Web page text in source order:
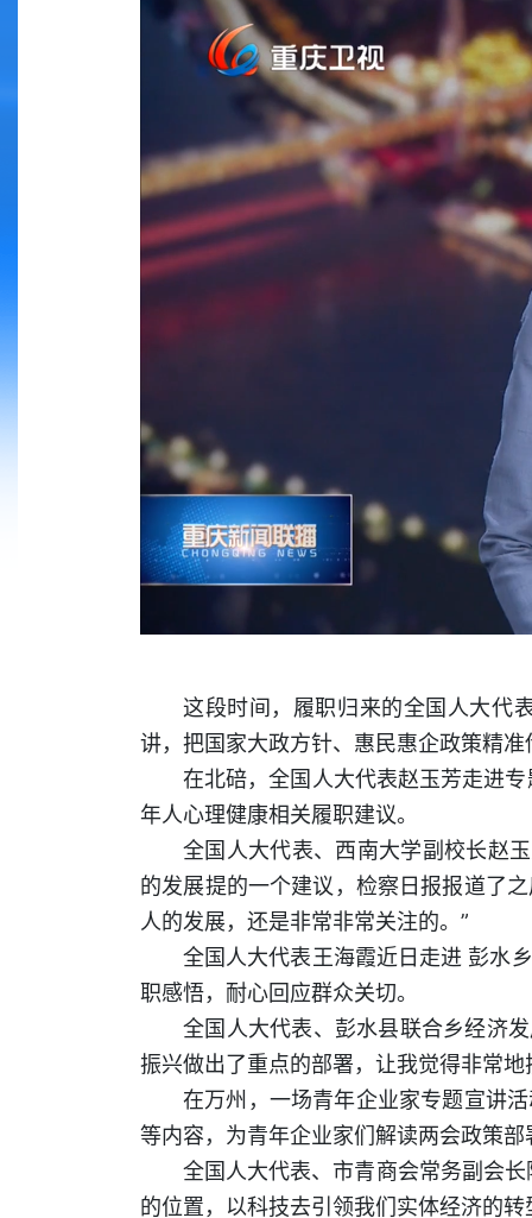
这段时间，履职归来的全国人大代
讲，把国家大政方针、惠民惠企政策精
在北碚，全国人大代表赵玉芳走进
年人心理健康相关履职建议。
全国人大代表、西南大学副校长赵
的发展提的一个建议，检察日报报道了
人的发展，还是非常非常关注的。”
全国人大代表王海霞近日走进 彭水
职感悟，耐心回应群众关切。
全国人大代表、彭水县联合乡经济
振兴做出了重点的部署，让我觉得非常
在万州，一场青年企业家专题宣讲
等内容，为青年企业家们解读两会政策部
全国人大代表、市青商会常务副会
的位置，以科技去引领我们实体经济的转